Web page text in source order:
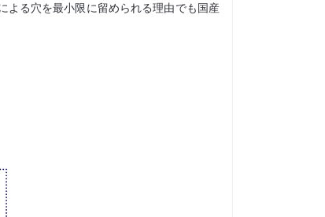
よる穴を最小限に留められる理由でも国産